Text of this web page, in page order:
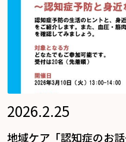
2026.2.25
地域ケア「認知症のお